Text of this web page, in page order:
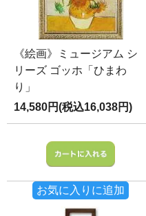
《絵画》ミュージアム シ
リーズ ゴッホ「ひまわ
り」
14,580円(税込16,038円)
お気に入りに追加